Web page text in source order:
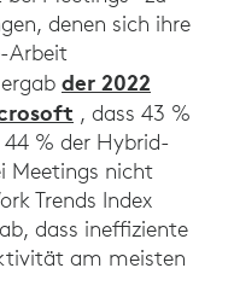
denen sich ihre
Arbeit
der 2022
, dass 43 %
% der Hybrid-
Meetings nicht
Trends Index
dass ineffiziente
am meisten